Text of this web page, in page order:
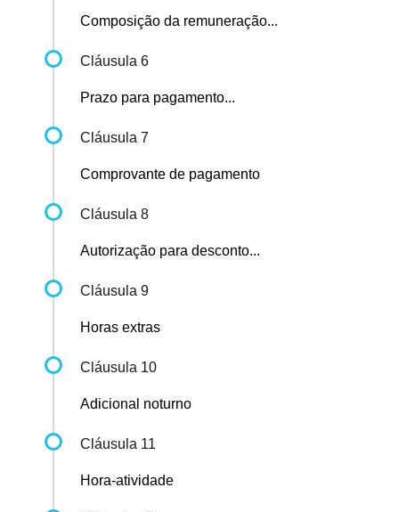
Composição da remuneração...
Cláusula 6
Prazo para pagamento...
Cláusula 7
Comprovante de pagamento
Cláusula 8
Autorização para desconto...
Cláusula 9
Horas extras
Cláusula 10
Adicional noturno
Cláusula 11
Hora-atividade